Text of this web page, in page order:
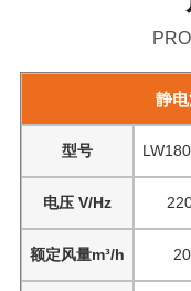
静
型号
电压 V/Hz
额定风量m³/h